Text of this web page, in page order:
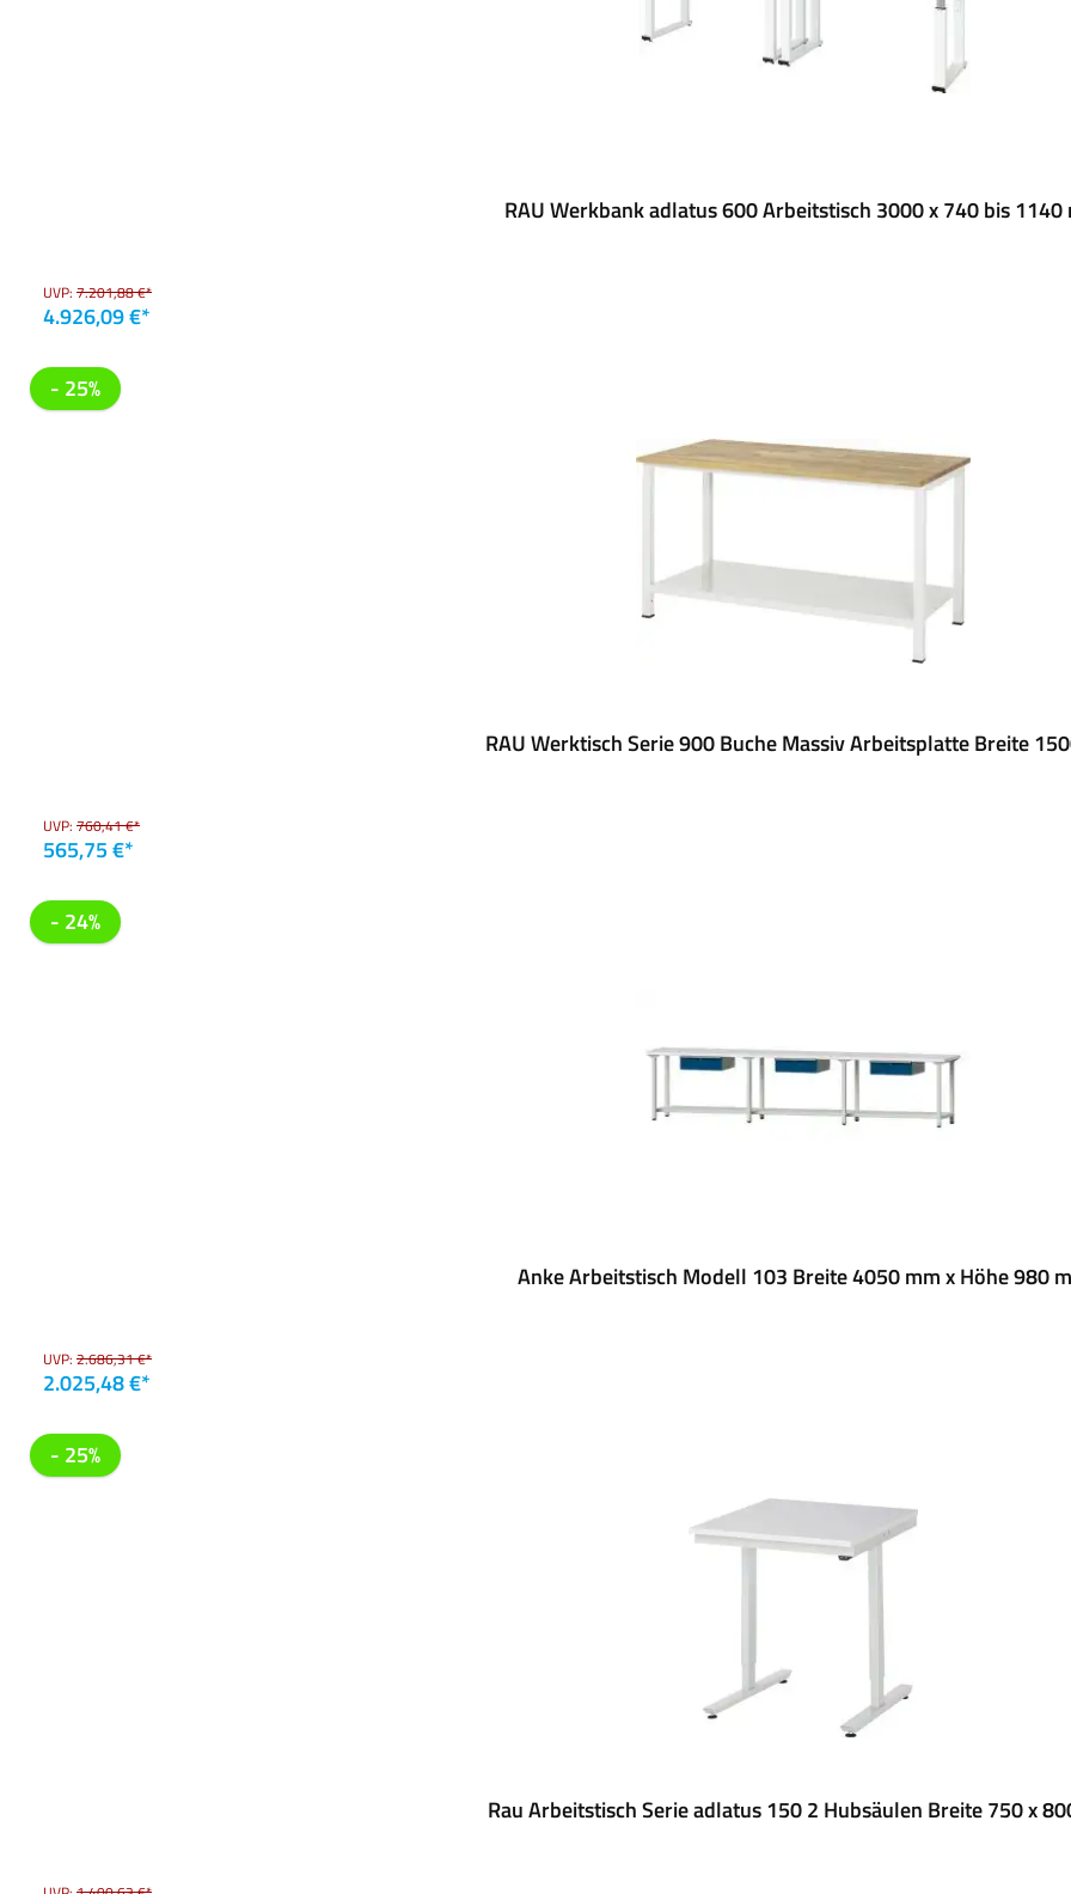
RAU Werkbank adlatus 600 Arbeitstisch 3000 x 740 bis 1140
UVP: 7.201,88 €*
4.926,09 €*
- 25%
RAU Werktisch Serie 900 Buche Massiv Arbeitsplatte Breite
UVP: 760,41 €*
565,75 €*
- 24%
Anke Arbeitstisch Modell 103 Breite 4050 mm x Höhe 980
UVP: 2.686,31 €*
2.025,48 €*
- 25%
Rau Arbeitstisch Serie adlatus 150 2 Hubsäulen Breite 750 x